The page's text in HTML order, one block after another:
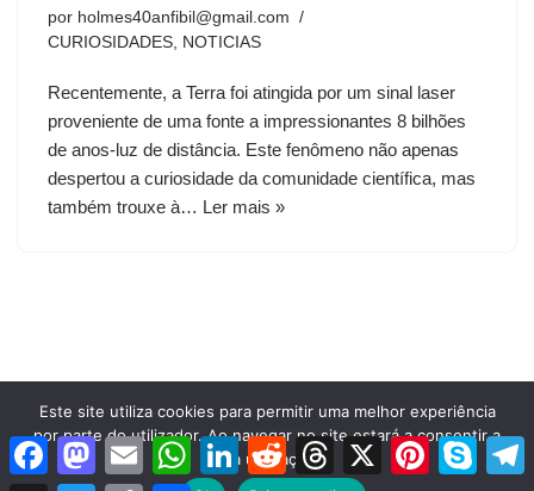
por holmes40anfibil@gmail.com
CURIOSIDADES NOTICIAS
Recentemente, a Terra foi atingida por um sinal laser
proveniente de uma fonte a impressionantes 8 bilhões
de anos-luz de distância. Este fenômeno não apenas
despertou a curiosidade da comunidade científica, mas
também trouxe à… Ler mais »
Neve | Criado com WordPress
FacebookMastodon
Email WhatsAppLinkedInRedditThreads
X PinterestSkype
Este site utiliza cookies para permitir uma melhor experiência
por parte do utilizador. Ao navegar no site estará a consentir a
sua utilização.